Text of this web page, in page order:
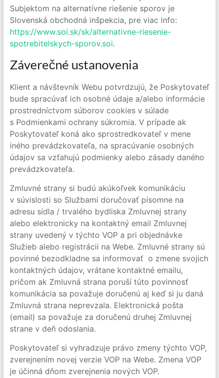
Subjektom na alternatívne riešenie sporov je
Slovenská obchodná inšpekcia, pre viac info:
https://www.soi.sk/sk/alternativne-riesenie-
spotrebitelskych-sporov.soi.
Záverečné ustanovenia
Klient a návštevník Webu potvrdzujú, že Poskytovateľ
bude spracúvať ich osobné údaje a/alebo informácie
prostredníctvom súborov cookies v súlade
s Podmienkami ochrany súkromia. V prípade ak
Poskytovateľ koná ako sprostredkovateľ v mene
iného prevádzkovateľa, na spracúvanie osobných
údajov sa vzťahujú podmienky alebo zásady daného
prevádzkovateľa.
Zmluvné strany si budú akúkoľvek komunikáciu
v súvislosti so Službami doručovať písomne na
adresu sídla / trvalého bydliska Zmluvnej strany
alebo elektronicky na kontaktný email Zmluvnej
strany uvedený v týchto VOP a pri objednávke
Služieb alebo registrácii na Webe. Zmluvné strany sú
povinné bezodkladne sa informovať o zmene svojich
kontaktných údajov, vrátane kontaktné emailu,
pričom ak Zmluvná strana poruší túto povinnosť
komunikácia sa považuje doručenú aj keď si ju daná
Zmluvná strana neprevzala. Elektronická pošta
(email) sa považuje za doručenú druhej Zmluvnej
strane v deň odoslania.
Poskytovateľ si vyhradzuje právo zmeny týchto VOP,
zverejnením novej verzie VOP na Webe. Zmena VOP
je účinná dňom zverejnenia nových VOP.